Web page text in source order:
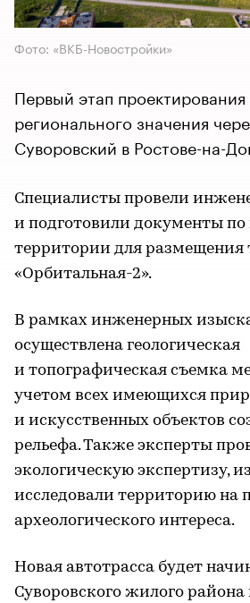
Фото: «ВКБ-Новостройки»
Первый этап
регионального значения
Суворовский в Ростове-на-
Специалисты провели
и подготовили документы по
территории для размещения
«Орбитальная-2».
В рамках инженерных
осуществлена геологическая
и топографическая съемка
учетом всех имеющихся
и искусственных объектов
рельефа. Также эксперты
экологическую экспертизу,
исследовали территорию на
археологического интереса.
Новая автотрасса будет
Суворовского жилого района